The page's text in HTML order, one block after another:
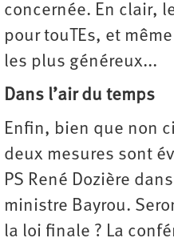
concernée. En clair,
pour touTEs, et
les plus généreux...
Dans l’air du temps
Enfin, bien que non
deux mesures sont
PS René Dozière
ministre Bayrou.
la loi finale ? La